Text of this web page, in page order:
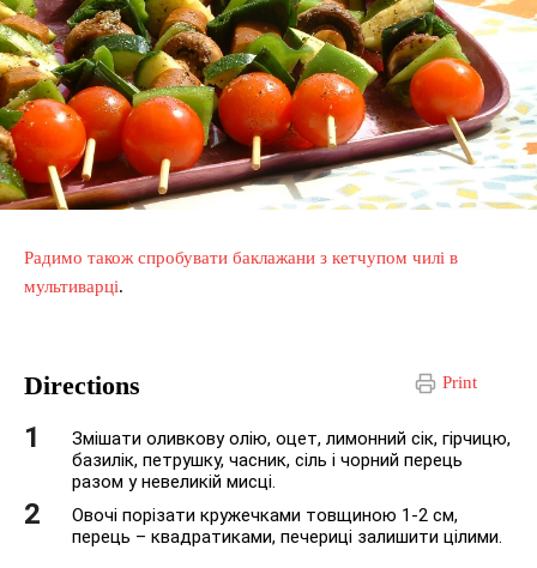
Радимо також спробувати баклажани з кетчупом чилі в
мультиварці.
Print
Directions
Змішати оливкову олію, оцет, лимонний сік, гірчицю,
базилік, петрушку, часник, сіль і чорний перець
разом у невеликій мисці.
Овочі порізати кружечками товщиною 1-2 см,
перець – квадратиками, печериці залишити цілими.